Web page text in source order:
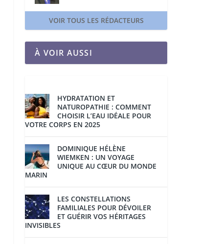
VOIR TOUS LES RÉDACTEURS
À VOIR AUSSI
HYDRATATION ET
NATUROPATHIE : COMMENT
CHOISIR L’EAU IDÉALE POUR
VOTRE CORPS EN 2025
DOMINIQUE HÉLÈNE
WIEMKEN : UN VOYAGE
UNIQUE AU CŒUR DU MONDE
MARIN
LES CONSTELLATIONS
FAMILIALES POUR DÉVOILER
ET GUÉRIR VOS HÉRITAGES
INVISIBLES